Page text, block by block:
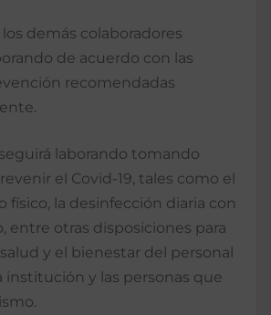
demás colaboradores
de acuerdo con las
recomendadas
laborando tomando
el Covid-19, tales como el
físico, la desinfección diaria con
entre otras disposiciones para
y el bienestar del personal
institución y las personas que